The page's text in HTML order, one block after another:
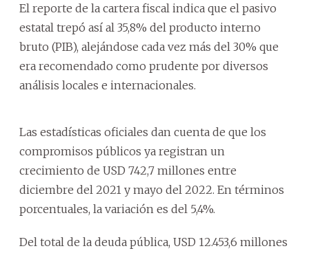
El reporte de la cartera fiscal indica que el pasivo
estatal trepó así al 35,8% del producto interno
bruto (PIB), alejándose cada vez más del 30% que
era recomendado como prudente por diversos
análisis locales e internacionales.
Las estadísticas oficiales dan cuenta de que los
compromisos públicos ya registran un
crecimiento de USD 742,7 millones entre
diciembre del 2021 y mayo del 2022. En términos
porcentuales, la variación es del 5,4%.
Del total de la deuda pública, USD 12.453,6 millones